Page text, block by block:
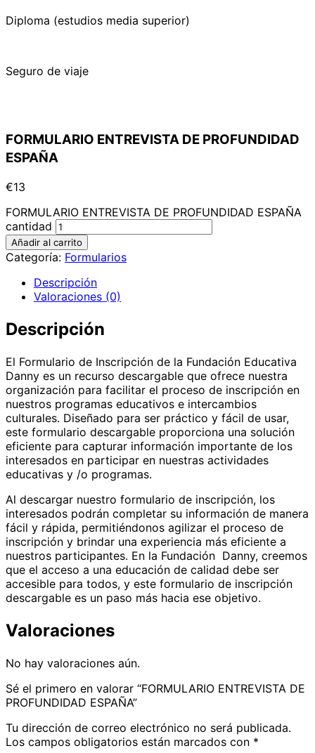
Diploma (estudios media superior)
Seguro de viaje
FORMULARIO ENTREVISTA DE PROFUNDIDAD
ESPAÑA
€13
FORMULARIO ENTREVISTA DE PROFUNDIDAD ESPAÑA
cantidad
Añadir al carrito
Categoría: Formularios
Descripción
Valoraciones (0)
Descripción
El Formulario de Inscripción de la Fundación Educativa
Danny es un recurso descargable que ofrece nuestra
organización para facilitar el proceso de inscripción en
nuestros programas educativos e intercambios
culturales. Diseñado para ser práctico y fácil de usar,
este formulario descargable proporciona una solución
eficiente para capturar información importante de los
interesados en participar en nuestras actividades
educativas y /o programas.
Al descargar nuestro formulario de inscripción, los
interesados podrán completar su información de manera
fácil y rápida, permitiéndonos agilizar el proceso de
inscripción y brindar una experiencia más eficiente a
nuestros participantes. En la Fundación Danny, creemos
que el acceso a una educación de calidad debe ser
accesible para todos, y este formulario de inscripción
descargable es un paso más hacia ese objetivo.
Valoraciones
No hay valoraciones aún.
Sé el primero en valorar “FORMULARIO ENTREVISTA DE
PROFUNDIDAD ESPAÑA”
Tu dirección de correo electrónico no será publicada.
Los campos obligatorios están marcados con *